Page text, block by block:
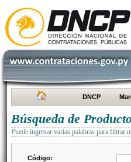
DNCP
Búsqueda de
Puede ingresar varias palabras para filtrar
Código: